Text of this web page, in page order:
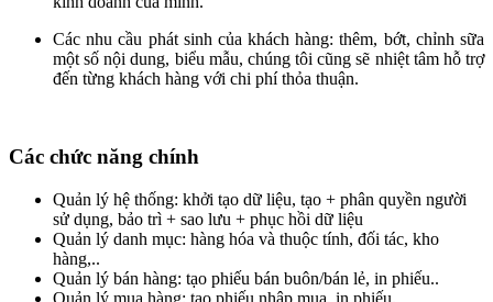
Các nhu cầu phát sinh của khách hàng: thêm, bớt, chỉnh sữa
một số nội dung, biểu mẫu, chúng tôi cũng sẽ nhiệt tâm hỗ trợ
đến từng khách hàng với chi phí thỏa thuận.
Các chức năng chính
Quản lý hệ thống: khởi tạo dữ liệu, tạo + phân quyền người
sử dụng, bảo trì + sao lưu + phục hồi dữ liệu
Quản lý danh mục: hàng hóa và thuộc tính, đối tác, kho
hàng,..
Quản lý bán hàng: tạo phiếu bán buôn/bán lẻ, in phiếu..
Quản lý mua hàng: tạo phiếu nhập mua, in phiếu.